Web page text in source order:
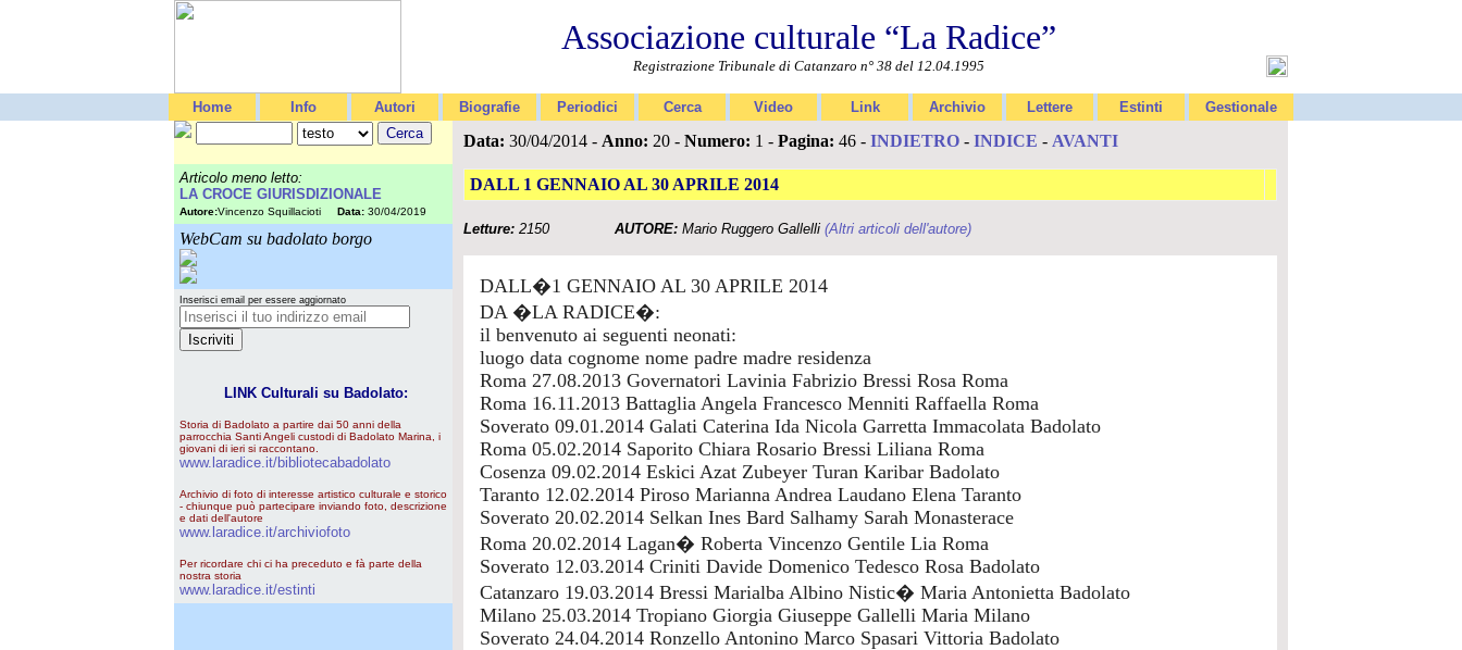
Associazione culturale “La Radice”
Registrazione Tribunale di Catanzaro n° 38 del 12.04.1995
Home Info Autori Biografie Periodici Cerca Video Link Archivio Lettere Estinti Gestionale
Articolo meno letto:
LA CROCE GIURISDIZIONALE
Autore:Vincenzo Squillacioti Data: 30/04/2019
WebCam su badolato borgo
Inserisci email per essere aggiornato
LINK Culturali su Badolato:
Storia di Badolato a partire dai 50 anni della
parrocchia Santi Angeli custodi di Badolato Marina, i
giovani di ieri si raccontano.
www.laradice.it/bibliotecabadolato
Archivio di foto di interesse artistico culturale e storico
- chiunque può partecipare inviando foto, descrizione
e dati dell'autore
www.laradice.it/archiviofoto
Per ricordare chi ci ha preceduto e fà parte della
nostra storia
www.laradice.it/estinti
Data: 30/04/2014 - Anno: 20 - Numero: 1 - Pagina: 46 - INDIETRO - INDICE - AVANTI
DALL 1 GENNAIO AL 30 APRILE 2014
Letture: 2150 AUTORE: Mario Ruggero Gallelli (Altri articoli dell'autore)
DALL�1 GENNAIO AL 30 APRILE 2014
DA �LA RADICE�:
il benvenuto ai seguenti neonati:
luogo data cognome nome padre madre residenza
Roma 27.08.2013 Governatori Lavinia Fabrizio Bressi Rosa Roma
Roma 16.11.2013 Battaglia Angela Francesco Menniti Raffaella Roma
Soverato 09.01.2014 Galati Caterina Ida Nicola Garretta Immacolata Badolato
Roma 05.02.2014 Saporito Chiara Rosario Bressi Liliana Roma
Cosenza 09.02.2014 Eskici Azat Zubeyer Turan Karibar Badolato
Taranto 12.02.2014 Piroso Marianna Andrea Laudano Elena Taranto
Soverato 20.02.2014 Selkan Ines Bard Salhamy Sarah Monasterace
Roma 20.02.2014 Lagan� Roberta Vincenzo Gentile Lia Roma
Soverato 12.03.2014 Criniti Davide Domenico Tedesco Rosa Badolato
Catanzaro 19.03.2014 Bressi Marialba Albino Nistic� Maria Antonietta Badolato
Milano 25.03.2014 Tropiano Giorgia Giuseppe Gallelli Maria Milano
Soverato 24.04.2014 Ronzello Antonino Marco Spasari Vittoria Badolato